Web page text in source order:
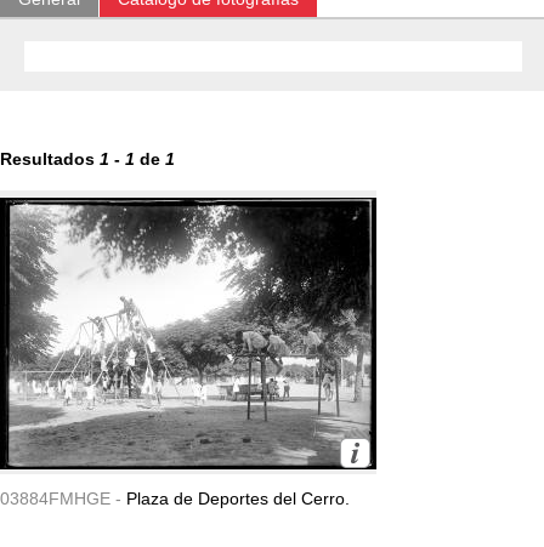
Resultados 1 - 1 de 1
03884FMHGE - Plaza de Deportes del Cerro.